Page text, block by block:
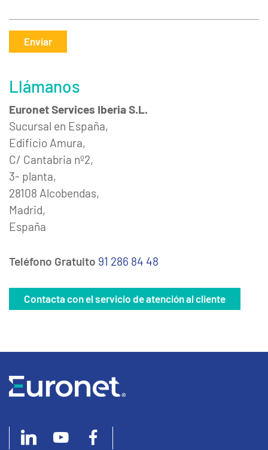
Enviar
Llámanos
Euronet Services Iberia S.L.
Sucursal en España,
Edificio Amura,
C/ Cantabria nº2,
3- planta,
28108 Alcobendas,
Madrid,
España
Teléfono Gratuito 91 286 84 48
Contacta con el servicio de atención al cliente